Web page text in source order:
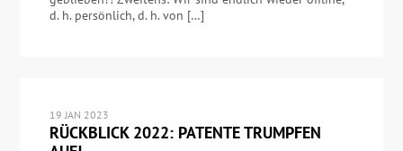
d. h. persönlich, d. h. von […]
19 JAN 2023
RÜCKBLICK 2022: PATENTE TRUMPFEN